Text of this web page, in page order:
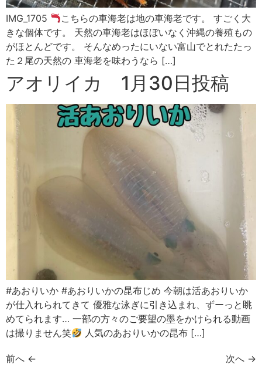
IMG_1705
こちらの車海老は地の車海老です。 すごく大
きな個体です。 天然の車海老はほぼいなく沖縄の養殖もの
がほとんどです。 そんなめったにいない富山でとれたたっ
た２尾の天然の 車海老を味わうなら […]
アオリイカ 1月30日投稿
#あおりいか #あおりいかの昆布じめ 今朝は活あおりいか
が仕入れられてきて 優雅な泳ぎに引き込まれ、ずーっと眺
めてられます… 一部の方々のご要望の墨をかけられる動画
は撮りません笑
人気のあおりいかの昆布 […]
前へ ← 次へ →